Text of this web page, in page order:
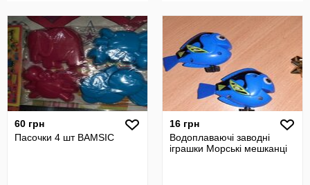
60 грн
Пасочки 4 шт BAMSIC
16 грн
Водоплаваючі заводні
іграшки Морські мешканці